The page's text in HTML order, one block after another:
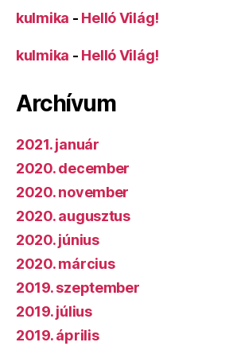
kulmika - Helló Világ!
kulmika - Helló Világ!
Archívum
2021. január
2020. december
2020. november
2020. augusztus
2020. június
2020. március
2019. szeptember
2019. július
2019. április